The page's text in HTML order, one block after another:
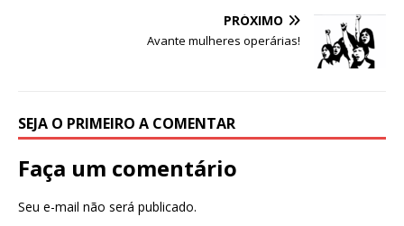
o
A
p
PRÓXIMO
Avante mulheres operárias!
SEJA O PRIMEIRO A COMENTAR
Faça um comentário
Seu e-mail não será publicado.